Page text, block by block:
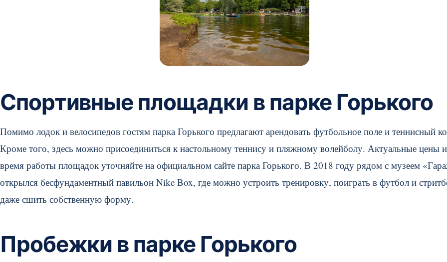
Спортивные площадки в парке Горького
Помимо лодок и велосипедов гостям парка Горького предлагают арендовать футбольное поле и теннисный
Кроме того, здесь можно присоединиться к настольному теннису и пляжному волейболу. Актуальные цены и
время работы площадок уточняйте на официальном сайте парка Горького. В 2018 году рядом с музеем
открылся бесфундаментный павильон Nike Box, где можно устроить тренировку, поиграть в футбол и
даже сшить собственную форму.
Пробежки в парке Горького